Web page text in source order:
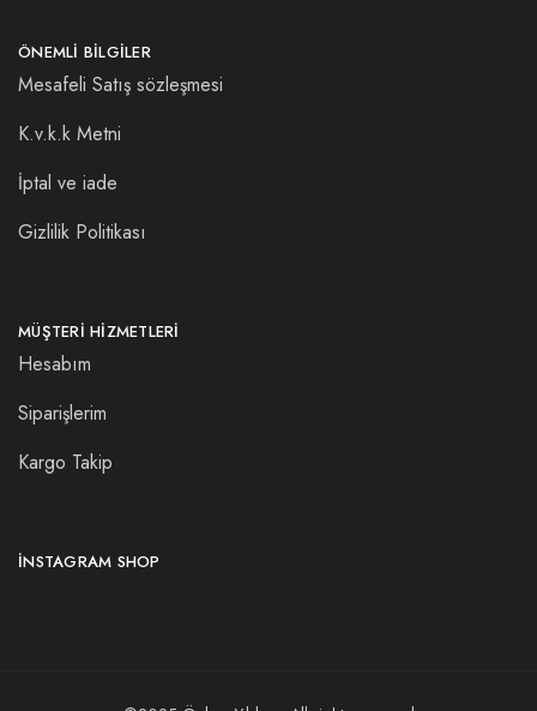
ÖNEMLI BILGILER
Mesafeli Satış sözleşmesi
K.v.k.k Metni
İptal ve iade
Gizlilik Politikası
MÜŞTERI HIZMETLERI
Hesabım
Siparişlerim
Kargo Takip
INSTAGRAM SHOP